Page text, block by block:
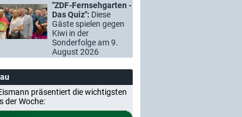
"ZDF-Fernsehgarten -
Das Quiz": Diese
Gäste spielen gegen
Kiwi in der
Sonderfolge am 9.
August 2026
präsentiert die wichtigsten
der Woche: